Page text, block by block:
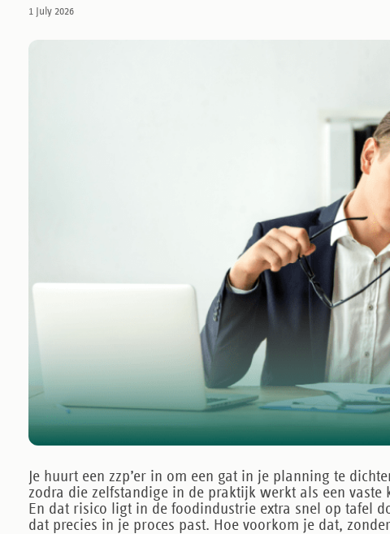
1 July 2026
Je huurt een zzp’er in om een gat in je planning te
zodra die zelfstandige in de praktijk werkt als een vaste
En dat risico ligt in de foodindustrie extra snel op tafel
dat precies in je proces past. Hoe voorkom je dat,